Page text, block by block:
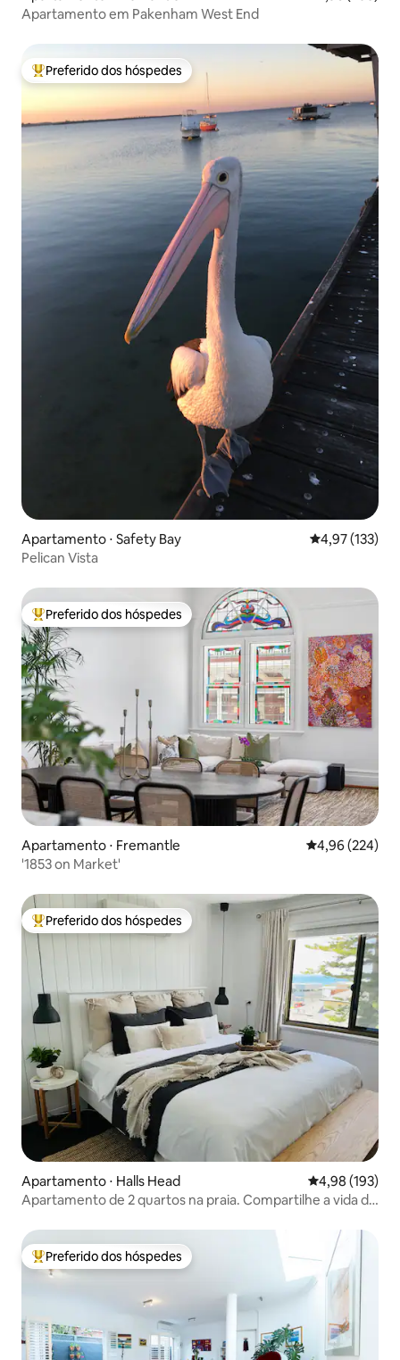
Apartamento em Pakenham West End
Entre os melhores preferidos dos hóspedes
Preferido dos hóspedes
Apartamento ⋅ Safety Bay 4,97 de uma
4,97 (133)
Pelican Vista
Entre os melhores preferidos dos hóspedes
Preferido dos hóspedes
Apartamento ⋅ Fremantle 4,96 de uma
4,96 (224)
'1853 on Market'
Entre os melhores preferidos dos hóspedes
Preferido dos hóspedes
Apartamento ⋅ Halls Head 4,98 de uma
4,98 (193)
Apartamento de 2 quartos na praia. Compartilhe a vida de
Entre os melhores preferidos dos hóspedes
Preferido dos hóspedes